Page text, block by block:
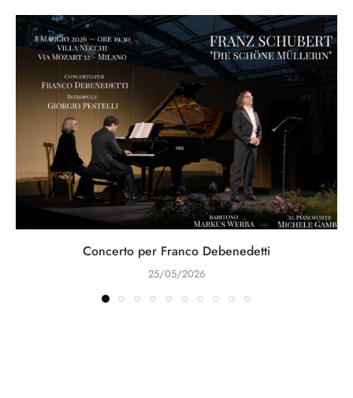
Concerto per Franco Debenedetti
25/05/2026